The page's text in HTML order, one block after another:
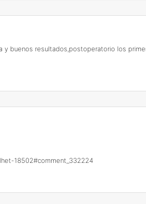
buenos resultados,postoperatorio los
18502#comment_332224